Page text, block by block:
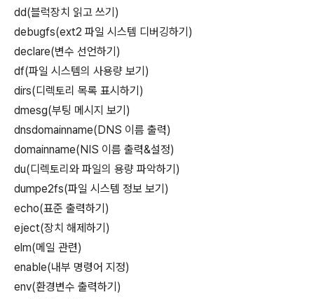
dd(블럭장치 읽고 쓰기)
debugfs(ext2 파일 시스템 디버깅하기)
declare(변수 선언하기)
df(파일 시스템의 사용량 보기)
dirs(디렉토리 목록 표시하기)
dmesg(부팅 메시지 보기)
dnsdomainname(DNS 이름 출력)
domainname(NIS 이름 출력&설정)
du(디렉토리와 파일의 용량 파악하기)
dumpe2fs(파일 시스템 정보 보기)
echo(표준 출력하기)
eject(장치 해제하기)
elm(메일 관련)
enable(내부 명령어 지정)
env(환경변수 출력하기)